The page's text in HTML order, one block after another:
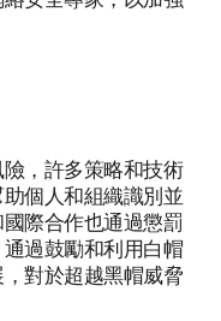
，許多策略和技術
個人和組織識別並
際合作也通過懲罰
過鼓勵和利用白帽
對於超越黑帽威脅